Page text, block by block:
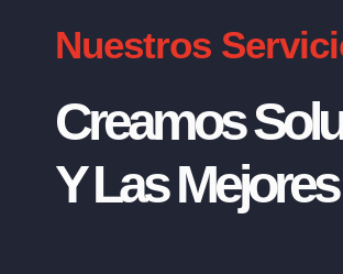
Nuestros
Creamos
Y Las